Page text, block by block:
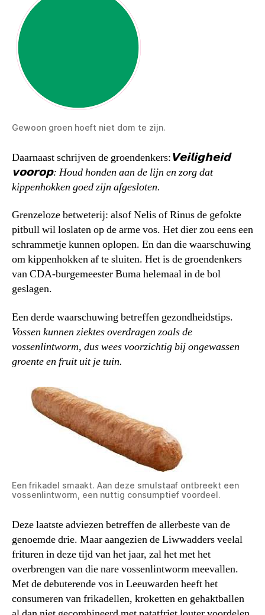
Gewoon groen hoeft niet dom te zijn.
Daarnaast schrijven de groendenkers:𝗩𝗲𝗶𝗹𝗶𝗴𝗵𝗲𝗶𝗱
𝘃𝗼𝗼𝗿𝗼𝗽: Houd honden aan de lijn en zorg dat
kippenhokken goed zijn afgesloten.
Grenzeloze betweterij: alsof Nelis of Rinus de gefokte
pitbull wil loslaten op de arme vos. Het dier zou eens een
schrammetje kunnen oplopen. En dan die waarschuwing
om kippenhokken af te sluiten. Het is de groendenkers
van CDA-burgemeester Buma helemaal in de bol
geslagen.
Een derde waarschuwing betreffen gezondheidstips.
Vossen kunnen ziektes overdragen zoals de
vossenlintworm, dus wees voorzichtig bij ongewassen
groente en fruit uit je tuin.
Een frikadel smaakt. Aan deze smulstaaf ontbreekt een
vossenlintworm, een nuttig consumptief voordeel.
Deze laatste adviezen betreffen de allerbeste van de
genoemde drie. Maar aangezien de Liwwadders veelal
frituren in deze tijd van het jaar, zal het met het
overbrengen van die nare vossenlintworm meevallen.
Met de debuterende vos in Leeuwarden heeft het
consumeren van frikadellen, kroketten en gehaktballen